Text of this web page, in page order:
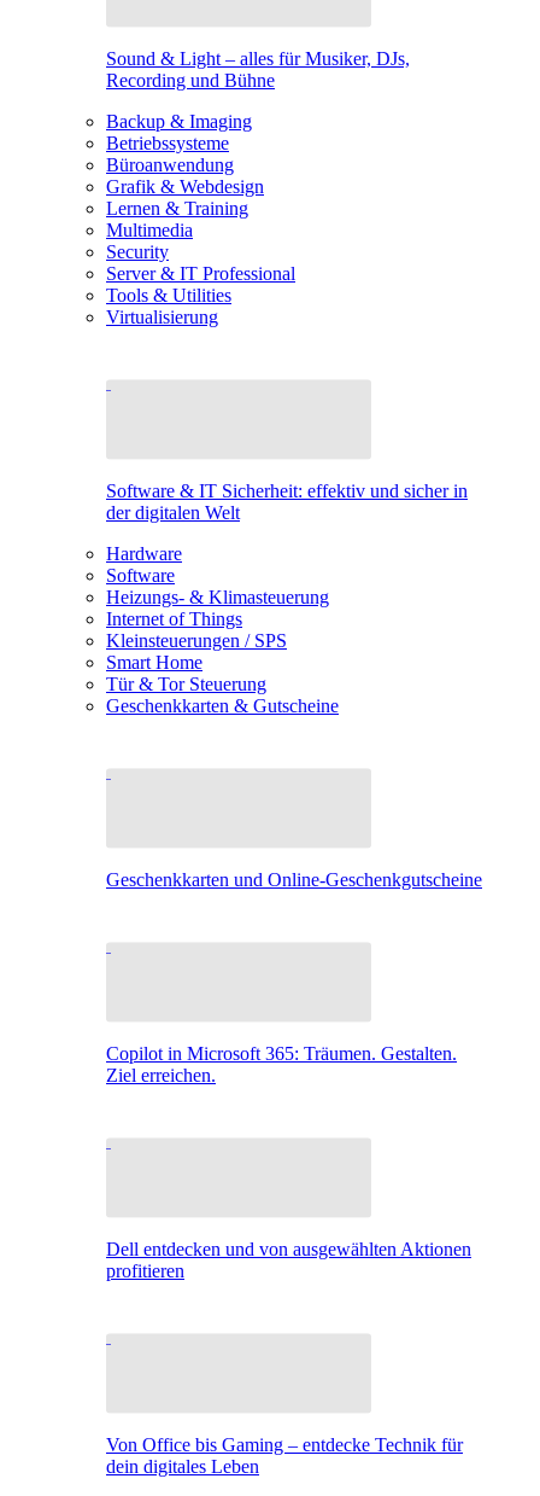
Sound & Light – alles für Musiker, DJs,
Recording und Bühne
Backup & Imaging
Betriebssysteme
Büroanwendung
Grafik & Webdesign
Lernen & Training
Multimedia
Security
Server & IT Professional
Tools & Utilities
Virtualisierung
Software & IT Sicherheit: effektiv und sicher in
der digitalen Welt
Hardware
Software
Heizungs- & Klimasteuerung
Internet of Things
Kleinsteuerungen / SPS
Smart Home
Tür & Tor Steuerung
Geschenkkarten & Gutscheine
Geschenkkarten und Online-Geschenkgutscheine
Copilot in Microsoft 365: Träumen. Gestalten.
Ziel erreichen.
Dell entdecken und von ausgewählten Aktionen
profitieren
Von Office bis Gaming – entdecke Technik für
dein digitales Leben